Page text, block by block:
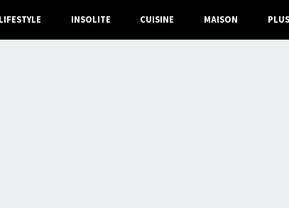
LIFESTYLE INSOLITE CUISINE MAISON PLUS